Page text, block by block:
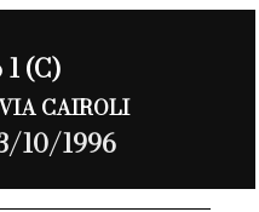
(C)
CAIROLI
10/1996